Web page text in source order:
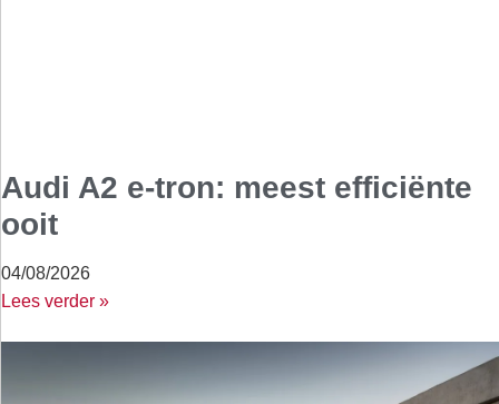
Audi A2 e-tron: meest efficiënte
ooit
04/08/2026
Lees verder »